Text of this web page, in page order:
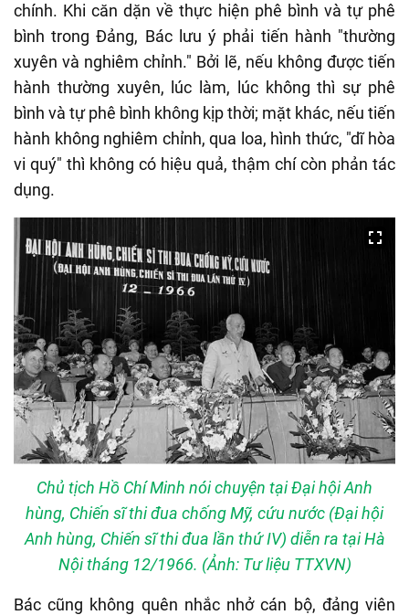
chính. Khi căn dặn về thực hiện phê bình và tự phê
bình trong Đảng, Bác lưu ý phải tiến hành "thường
xuyên và nghiêm chỉnh." Bởi lẽ, nếu không được tiến
hành thường xuyên, lúc làm, lúc không thì sự phê
bình và tự phê bình không kịp thời; mặt khác, nếu tiến
hành không nghiêm chỉnh, qua loa, hình thức, "dĩ hòa
vi quý" thì không có hiệu quả, thậm chí còn phản tác
dụng.
Chủ tịch Hồ Chí Minh nói chuyện tại Đại hội Anh
hùng, Chiến sĩ thi đua chống Mỹ, cứu nước (Đại hội
Anh hùng, Chiến sĩ thi đua lần thứ IV) diễn ra tại Hà
Nội tháng 12/1966. (Ảnh: Tư liệu TTXVN)
Bác cũng không quên nhắc nhở cán bộ, đảng viên